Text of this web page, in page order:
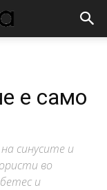
е само
синусите и
во
и